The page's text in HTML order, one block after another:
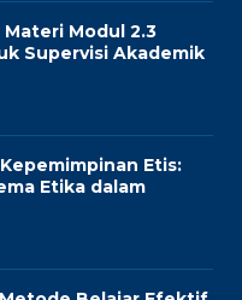
Modul 2.3
Supervisi Akademik
Etis:
Etika dalam